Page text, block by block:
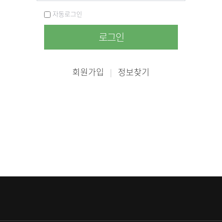
자동로그인
로그인
회원가입 | 정보찾기